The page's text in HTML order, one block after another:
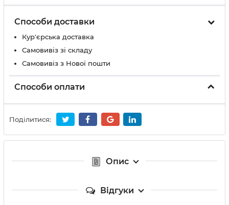
Способи доставки
Кур'єрська доставка
Самовивіз зі складу
Самовивіз з Нової пошти
Способи оплати
Поділитися:
Опис
Відгуки